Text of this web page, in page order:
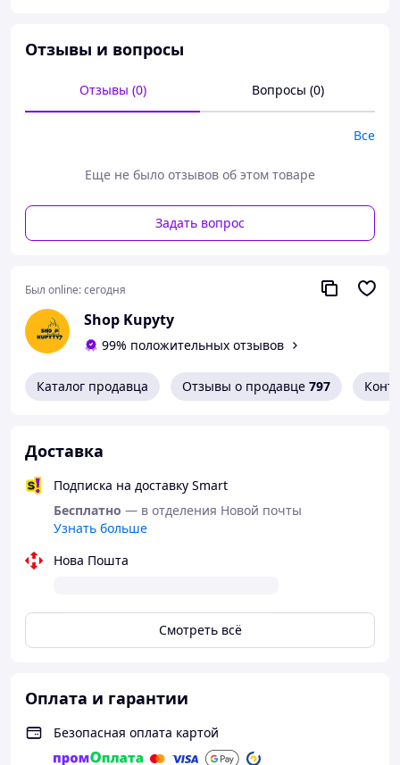
Отзывы и вопросы
Отзывы (0) Вопросы (0)
Все
Еще не было отзывов об этом товаре
Задать вопрос
Был online:сегодня
Shop Kupyty
99% положительных отзывов
Каталог продавца Отзывы о продавце 797
Доставка
Подписка на доставку Smart
Бесплатно — в отделения Новой почты
Узнать больше
Нова Пошта
Смотреть всё
Оплата и гарантии
Безопасная оплата картой